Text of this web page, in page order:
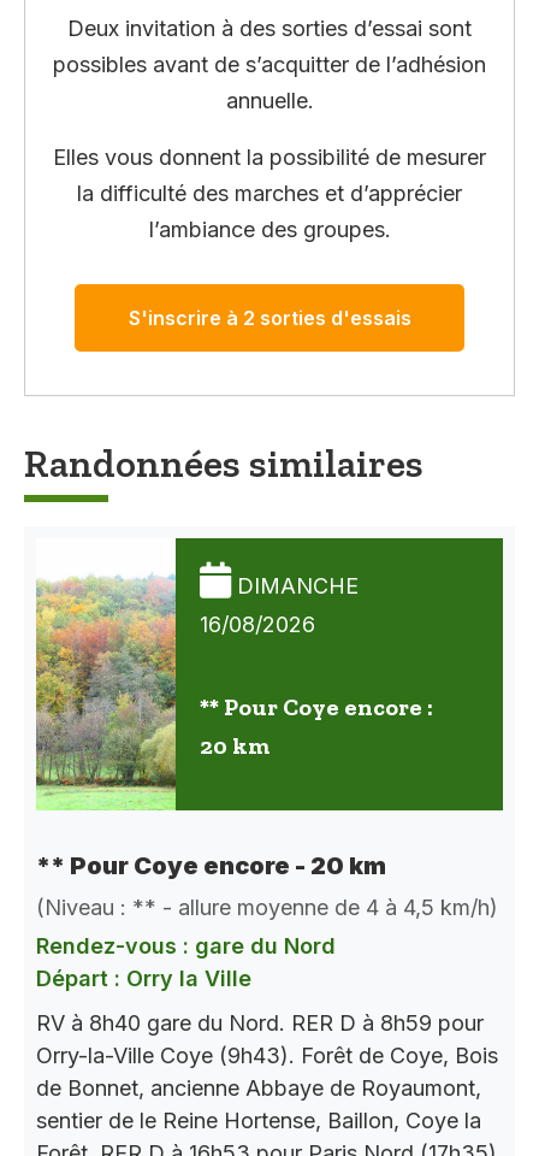
Deux invitation à des sorties d’essai sont
possibles avant de s’acquitter de l’adhésion
annuelle.
Elles vous donnent la possibilité de mesurer
la difficulté des marches et d’apprécier
l’ambiance des groupes.
S'inscrire à 2 sorties d'essais
Randonnées similaires
DIMANCHE
16/08/2026
** Pour Coye encore :
20 km
** Pour Coye encore - 20 km
(Niveau : ** - allure moyenne de 4 à 4,5 km/h)
Rendez-vous : gare du Nord
Départ : Orry la Ville
RV à 8h40 gare du Nord. RER D à 8h59 pour
Orry-la-Ville Coye (9h43). Forêt de Coye, Bois
de Bonnet, ancienne Abbaye de Royaumont,
sentier de le Reine Hortense, Baillon, Coye la